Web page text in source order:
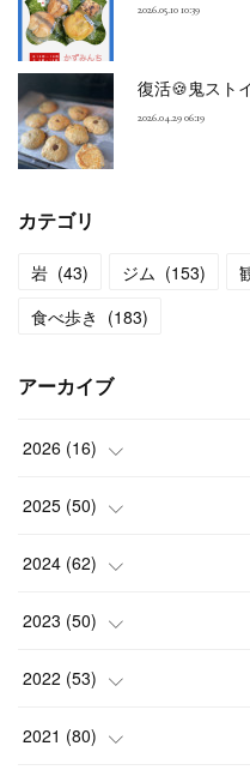
2026.05.10 10:39
復活🍪鬼スト
2026.04.29 06:19
カテゴリ
岩 (43) ジム (153)
食べ歩き (183)
アーカイブ
2026 (16)
(2)
(2)
(3)
(3)
( 3)
2025 (50)
(3)
(4)
(4)
(4)
2024 (62)
(6)
(5)
(6)
2023 (50)
(7)
(5)
2022 (53)
(4)
2021 (80)